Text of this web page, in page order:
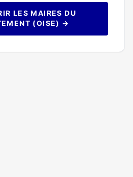
LES MAIRES DU
(OISE) →